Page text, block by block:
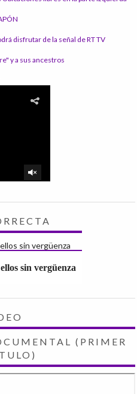
disfrutar de la señal de RT TV
y a sus ancestros
sin vergüenza
(PRIMER